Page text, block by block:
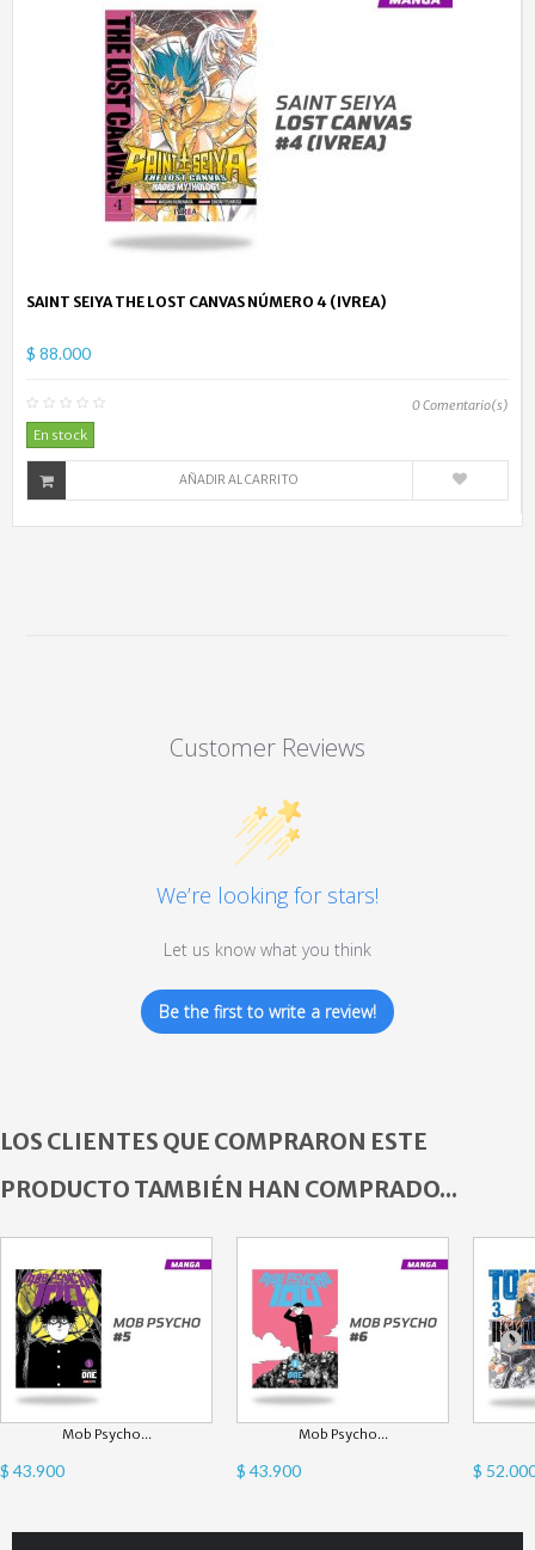
SAINT SEIYA THE LOST CANVAS NÚMERO 4 (IVREA)
$ 88.000
0Comentario(s)
En stock
AÑADIR AL CARRITO
Customer Reviews
We’re looking for stars!
Let us know what you think
Be the first to write a review!
LOS CLIENTES QUE COMPRARON ESTE
PRODUCTO TAMBIÉN HAN COMPRADO...
Mob Psycho...
$ 43.900
Mob Psycho...
$ 43.900 $